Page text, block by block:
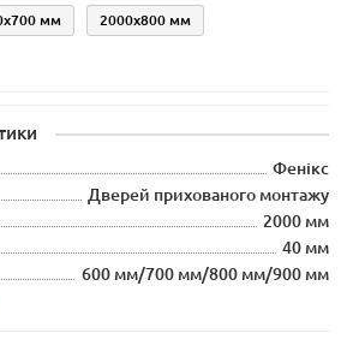
мм 2000х800 мм
Фенікс
Дверей прихованого монтажу
2000 мм
40 мм
600 мм/700 мм/800 мм/900 мм